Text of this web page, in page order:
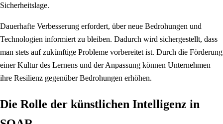
Sicherheitslage.
Dauerhafte Verbesserung erfordert, über neue Bedrohungen und
Technologien informiert zu bleiben. Dadurch wird sichergestellt, dass
man stets auf zukünftige Probleme vorbereitet ist. Durch die Förderung
einer Kultur des Lernens und der Anpassung können Unternehmen
ihre Resilienz gegenüber Bedrohungen erhöhen.
Die Rolle der künstlichen Intelligenz in